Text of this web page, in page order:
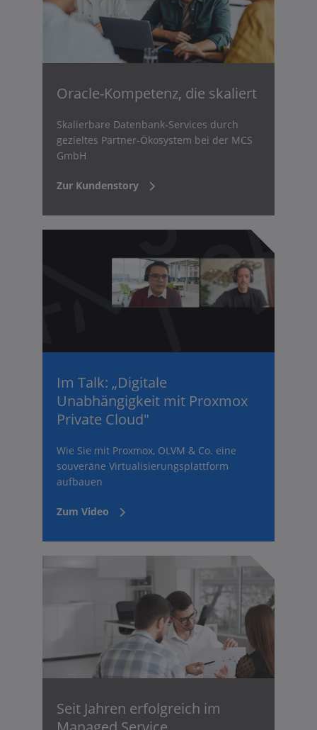
Oracle-Kompetenz, die skaliert
Skalierbare Datenbank-Services durch
gezieltes Partner-Ökosystem bei der MCS
GmbH
Zur Kundenstory
Im Talk: „Digitale
Unabhängigkeit mit Proxmox
Private Cloud"
Wie Sie mit Proxmox, OLVM & Co. eine
souveräne Virtualisierungsplattform
aufbauen
Zum Video
Seit Jahren erfolgreich im